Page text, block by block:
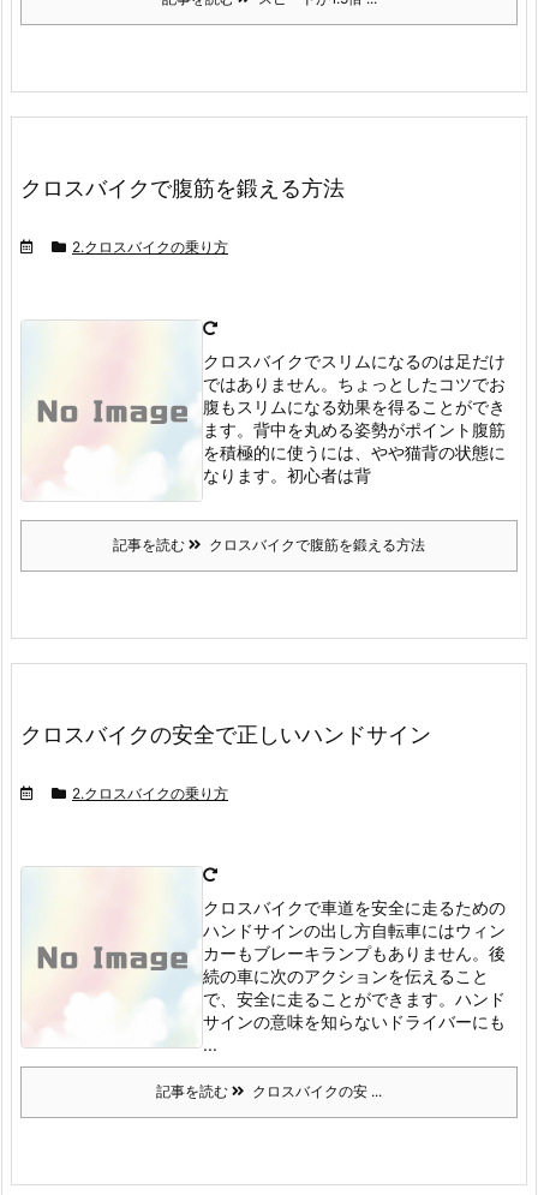
クロスバイクで腹筋を鍛える方法
2.クロスバイクの乗り方
クロスバイクでスリムになるのは足だけ
ではありません。 ちょっとしたコツでお
腹もスリムになる効果を得ることができ
ます。 背中を丸める姿勢がポイント 腹筋
を積極的に使うには、やや猫背の状態に
なります。 初心者は背
記事を読む クロスバイクで腹筋を鍛える方法
クロスバイクの安全で正しいハンドサイン
2.クロスバイクの乗り方
クロスバイクで車道を安全に走るための
ハンドサインの出し方自転車にはウィン
カーもブレーキランプもありません。 後
続の車に次のアクションを伝えること
で、安全に走ることができます。 ハンド
サインの意味を知らないドライバーにも
...
記事を読む クロスバイクの安 ...